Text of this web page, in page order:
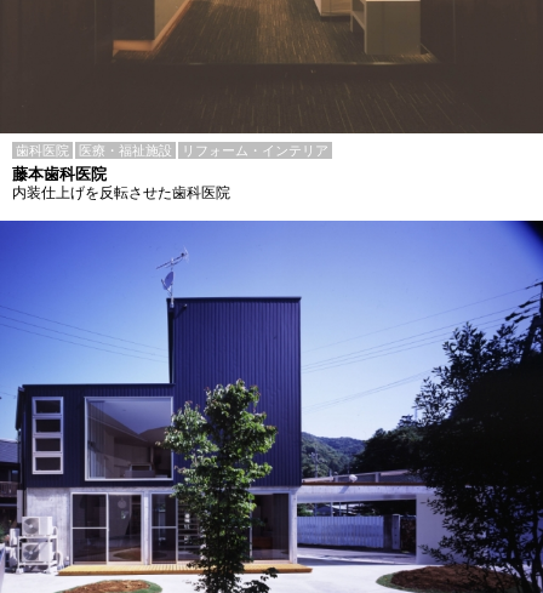
歯科医院 医療・福祉施設 リフォーム・インテリア
藤本歯科医院
内装仕上げを反転させた歯科医院